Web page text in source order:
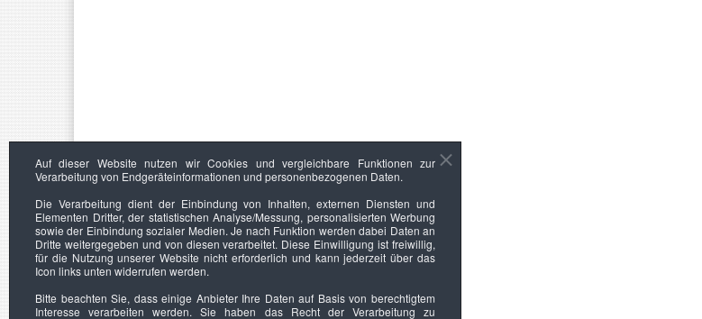
Auf dieser Website nutzen wir Cookies und vergleichbare Funktionen zur
Verarbeitung von Endgeräteinformationen und personenbezogenen Daten.
Die Verarbeitung dient der Einbindung von Inhalten, externen Diensten und
Elementen Dritter, der statistischen Analyse/Messung, personalisierten Werbung
sowie der Einbindung sozialer Medien. Je nach Funktion werden dabei Daten an
Dritte weitergegeben und von diesen verarbeitet. Diese Einwilligung ist freiwillig,
für die Nutzung unserer Website nicht erforderlich und kann jederzeit über das
Icon links unten widerrufen werden.
Bitte beachten Sie, dass einige Anbieter Ihre Daten auf Basis von berechtigtem
Interesse verarbeiten werden. Sie haben das Recht der Verarbeitung zu